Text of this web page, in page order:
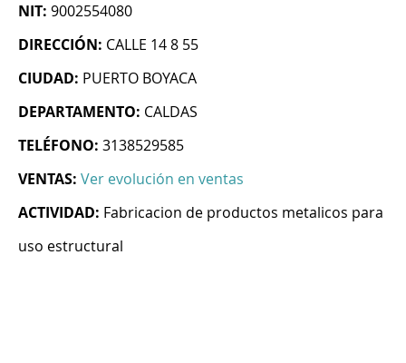
NIT: 9002554080
DIRECCIÓN: CALLE 14 8 55
CIUDAD: PUERTO BOYACA
DEPARTAMENTO: CALDAS
TELÉFONO: 3138529585
VENTAS: Ver evolución en ventas
ACTIVIDAD: Fabricacion de productos metalicos para
uso estructural